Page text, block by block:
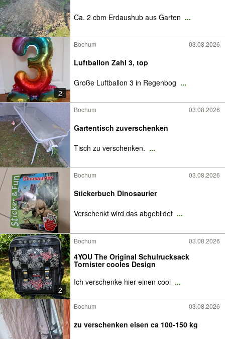
Ca. 2 cbm Erdaushub aus Garten ...
2
Bochum 03.08.2026
Luftballon Zahl 3, top
Große Luftballon 3 in Regenbog ...
Bochum 03.08.2026
Gartentisch zuverschenken
Tisch zu verschenken. ...
Bochum 03.08.2026
Stickerbuch Dinosaurier
Verschenkt wird das abgebildet ...
2
Bochum 03.08.2026
4YOU The Original Schulrucksack
Tornister cooles Design
Ich verschenke hier einen cool ...
Bochum 03.08.2026
zu verschenken eisen ca 100-150 kg